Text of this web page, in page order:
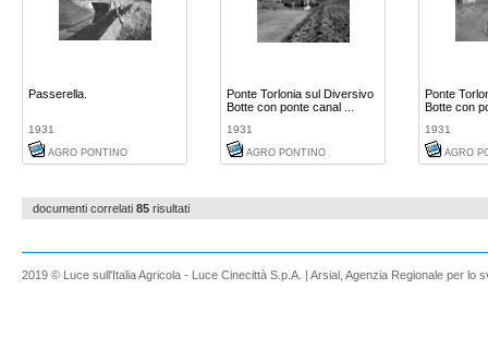
Passerella.
1931
AGRO PONTINO
Ponte Torlonia sul Diversivo
Botte con ponte canal ...
1931
AGRO PONTINO
Ponte
Botte con
1931
AGRO
documenti correlati 85 risultati
2019 © Luce sull'Italia Agricola - Luce Cinecittà S.p.A. | Arsial, Agenzia Regionale per